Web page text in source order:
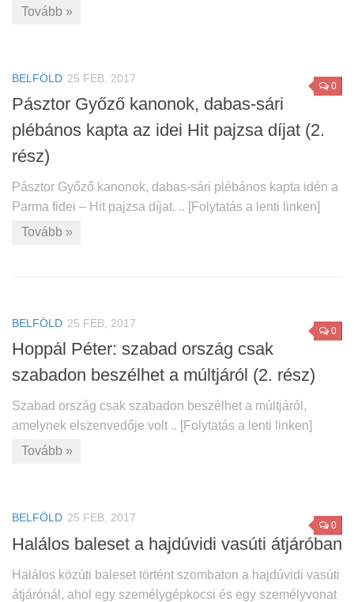
Tovább »
0
BELFÖLD 25 FEB, 2017
Pásztor Győző kanonok, dabas-sári
plébános kapta az idei Hit pajzsa díjat (2.
rész)
Pásztor Győző kanonok, dabas-sári plébános kapta idén a
Parma fidei – Hit pajzsa díjat. .. [Folytatás a lenti linken]
Tovább »
0
BELFÖLD 25 FEB, 2017
Hoppál Péter: szabad ország csak
szabadon beszélhet a múltjáról (2. rész)
Szabad ország csak szabadon beszélhet a múltjáról,
amelynek elszenvedője volt .. [Folytatás a lenti linken]
Tovább »
0
BELFÖLD 25 FEB, 2017
Halálos baleset a hajdúvidi vasúti átjáróban
Halálos közúti baleset történt szombaton a hajdúvidi vasúti
átjárónál, ahol egy személygépkocsi és egy személyvonat